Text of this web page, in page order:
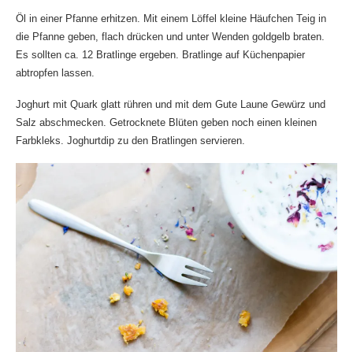
Öl in einer Pfanne erhitzen. Mit einem Löffel kleine Häufchen Teig in
die Pfanne geben, flach drücken und unter Wenden goldgelb braten.
Es sollten ca. 12 Bratlinge ergeben. Bratlinge auf Küchenpapier
abtropfen lassen.
Joghurt mit Quark glatt rühren und mit dem Gute Laune Gewürz und
Salz abschmecken. Getrocknete Blüten geben noch einen kleinen
Farbkleks. Joghurtdip zu den Bratlingen servieren.